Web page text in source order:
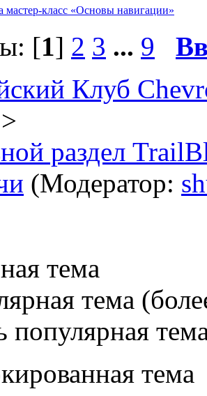
мастер-класс «Основы навигации»
[1] 2 3 ... 9
Клуб
>
раздел
(Модератор:
тема
тема
популярная
тема